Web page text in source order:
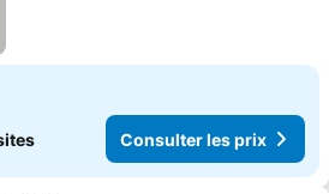
Consulter les prix